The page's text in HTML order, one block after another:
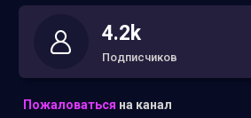
4.2k
Подписчиков
Пожаловаться на канал